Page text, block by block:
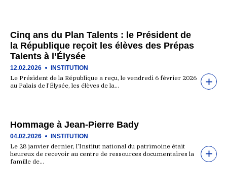
Cinq ans du Plan Talents : le Président de
la République reçoit les élèves des Prépas
Talents à l’Élysée
12.02.2026 INSTITUTION
Le Président de la République a reçu, le vendredi 6 février 2026
au Palais de l’Élysée, les élèves de la…
Hommage à Jean-Pierre Bady
04.02.2026 INSTITUTION
Le 28 janvier dernier, l'Institut national du patrimoine était
heureux de recevoir au centre de ressources documentaires la
famille de…